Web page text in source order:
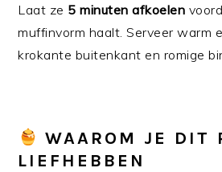
Laat ze 5 minuten afkoelen
muffinvorm haalt. Serveer warm
krokante buitenkant en romige
WAAROM JE DIT
LIEFHEBBEN